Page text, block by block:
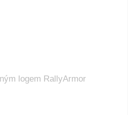
logem RallyArmor